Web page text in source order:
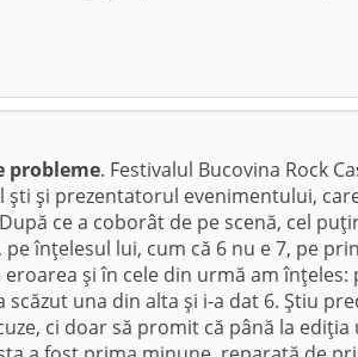
probleme. Festivalul Bucovina Rock
şti şi prezentatorul evenimentului,
ce a coborât de pe scenă, cel
înţelesul lui, cum că 6 nu e 7, pe
şi în cele din urmă am înţeles:
una din alta şi i-a dat 6. Ştiu
ci doar să promit că până la